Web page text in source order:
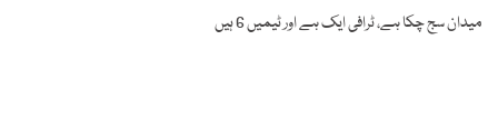
میدان سج چکا ہے، ٹرافی ایک ہے اور ٹیمیں 6 ہیں